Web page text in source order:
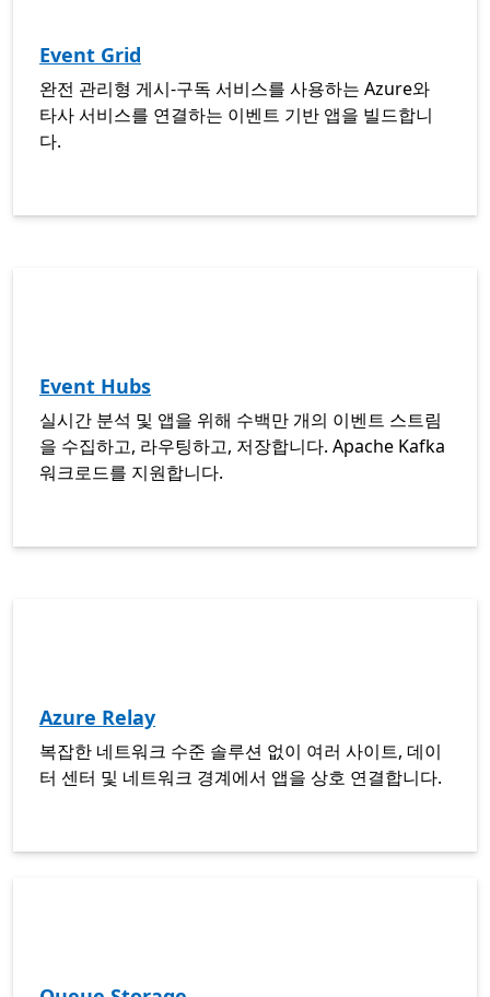
Event Grid
완전 관리형 게시-구독 서비스를 사용하는 Azure와
타사 서비스를 연결하는 이벤트 기반 앱을 빌드합니
다.
Event Hubs
실시간 분석 및 앱을 위해 수백만 개의 이벤트 스트림
을 수집하고, 라우팅하고, 저장합니다. Apache Kafka
워크로드를 지원합니다.
Azure Relay
복잡한 네트워크 수준 솔루션 없이 여러 사이트, 데이
터 센터 및 네트워크 경계에서 앱을 상호 연결합니다.